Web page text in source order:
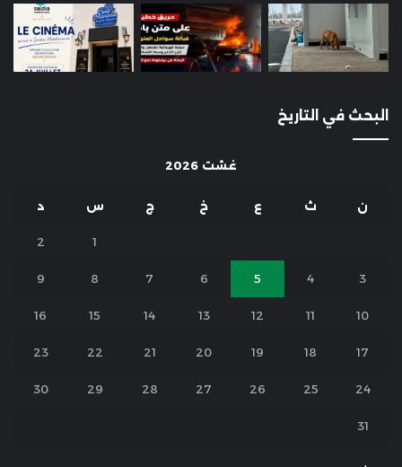
البحث في التاريخ
غشت 2026
ن ث ع خ ج س د
1
2
3
4
5
6
7
8
9
10
11
12
13
14
15
16
17
18
19
20
21
22
23
24
25
26
27
28
29
30
31